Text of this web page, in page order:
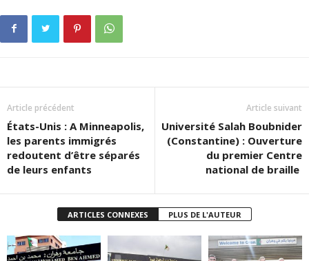
Article précédent
États-Unis : A Minneapolis,
les parents immigrés
redoutent d’être séparés
de leurs enfants
Article suivant
Université Salah Boubnider
(Constantine) : Ouverture
du premier Centre
national de braille
ARTICLES CONNEXES PLUS DE L'AUTEUR